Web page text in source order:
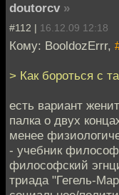
doutorcv »
#112 | 16.12.09 12:18
Кому: BooldozErrr,
> Как бороться с
есть вариант
палка о двух
менее
- учебник
философский
триада "Гегель-